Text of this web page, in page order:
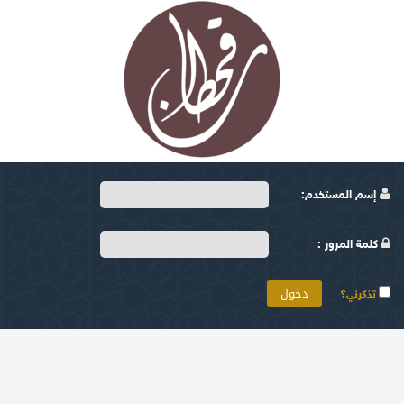
إسم المستخدم:
كلمة المرور :
تذكرني؟